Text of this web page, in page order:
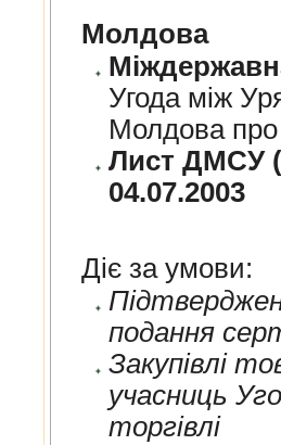
Молдова
Угода між
Молдова про
Лист ДМСУ
04.07.2003
Діє за умови:
подання
Закупiвлi
учасниць
торгiвлi